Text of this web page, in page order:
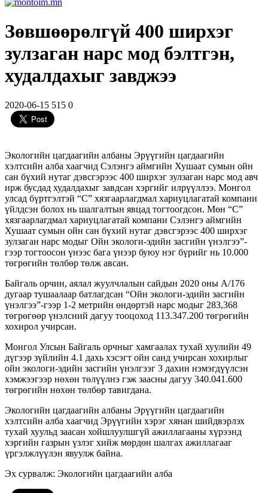
Зөвшөөрөлгүй 400 ширхэг
зулзаган нарс мод бэлтгэн,
худалдахыг завджээ
2020-06-15 515 0
Экологийн цагдаагийн албаны Эрүүгийн цагдаагийн
хэлтсийн алба хаагчид Сэлэнгэ аймгийн Хушаат сумын ойн
сан бүхий нутаг дэвсгэрээс 400 ширхэг зулзаган нарс мод авч
ирж бусдад худалдахыг завдсан хэргийг илрүүллээ. Монгол
улсад бүртгэлтэй “С” хязгаарлагдмал хариуцлагатай компани
үйлдсэн болох нь шалгалтын явцад тогтоогдсон. Мөн “С”
хязгаарлагдмал хариуцлагатай компани Сэлэнгэ аймгийн
Хушаат сумын ойн сан бүхий нутаг дэвсгэрээс 400 ширхэг
зулзаган нарс модыг Ойн экологи-эдийн засгийн үнэлгээ”-
гээр тогтоосон үнээс бага үнээр буюу нэг бүрийг нь 10.000
төгрөгийн төлбөр төлж авсан.
Байгаль орчин, аялал жуулчлалын сайдын 2020 оны А/176
дугаар тушаалаар батлагдсан “Ойн экологи-эдийн засгийн
үнэлгээ”-гээр 1-2 метрийн өндөртэй нарс модыг 283,368
төгрөгөөр үнэлсний дагуу тооцоход 113.347.200 төгрөгийн
хохирол учирсан.
Монгол Улсын Байгаль орчныг хамгаалах тухай хуулийн 49
дүгээр зүйлийн 4.1 дахь хэсэгт ойн санд учирсан хохирлыг
ойн экологи-эдийн засгийн үнэлгээг 3 дахин нэмэгдүүлсэн
хэмжээгээр нөхөн төлүүлнэ гэж заасны дагуу 340.041.600
төгрөгийн нөхөн төлбөр тавигдана.
Экологийн цагдаагийн албаны Эрүүгийн цагдаагийн
хэлтсийн алба хаагчид Эрүүгийн хэрэг хянан шийдвэрлэх
тухай хуульд заасан хойшлуулшгүй ажиллагааны хүрээнд
хэргийн газрын үзлэг хийж мөрдөн шалгах ажиллагааг
үргэлжлүүлэн явуулж байна.
Эх сурвалж: Экологийн цагдаагийн алба